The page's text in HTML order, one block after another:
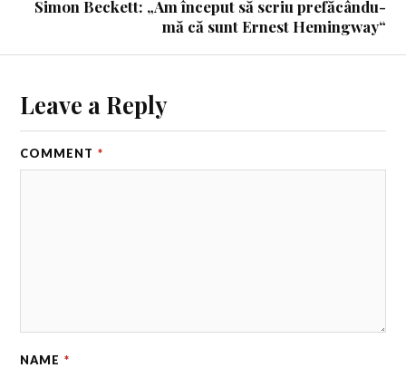
Simon Beckett: „Am început să scriu prefăcându-
mă că sunt Ernest Hemingway“
Leave a Reply
COMMENT *
NAME *